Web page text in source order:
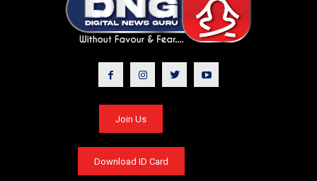
Join Us
Download ID Card